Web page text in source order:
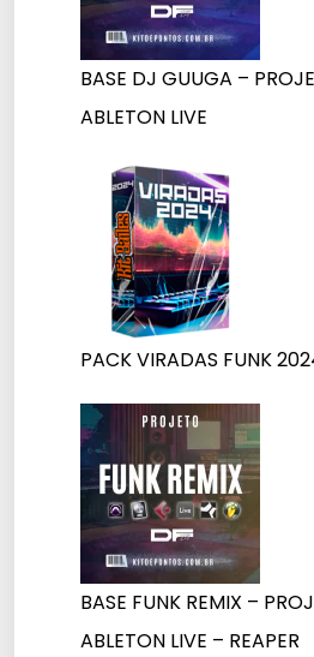
BASE DJ GUUGA –
ABLETON LIVE
PACK VIRADAS FUNK
BASE FUNK REMIX –
ABLETON LIVE – REAPER